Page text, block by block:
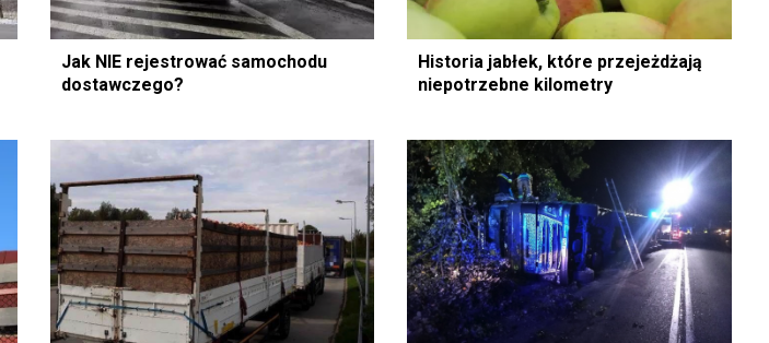
Jak NIE rejestrować samochodu
dostawczego?
Historia jabłek, które przejeżdżają
niepotrzebne kilometry